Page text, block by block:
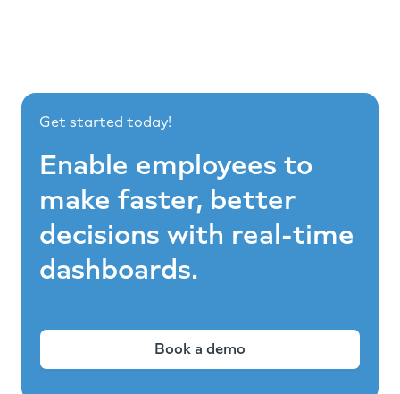
Get started today!
Enable employees to
make faster, better
decisions with real-time
dashboards.
Book a demo